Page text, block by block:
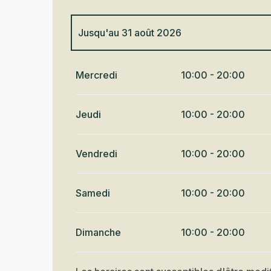
Jusqu'au 31 août 2026
Du1 septembre 2026au11 octobre 2026
Du12 octobre 2026au31 décembre
Mercredi 10:00 - 20:00
Jeudi 10:00 - 20:00
Vendredi 10:00 - 20:00
Samedi 10:00 - 20:00
Dimanche 10:00 - 20:00